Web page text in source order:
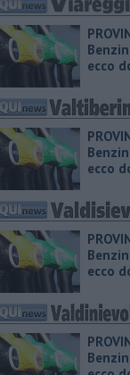
ecco
ecco
ecco